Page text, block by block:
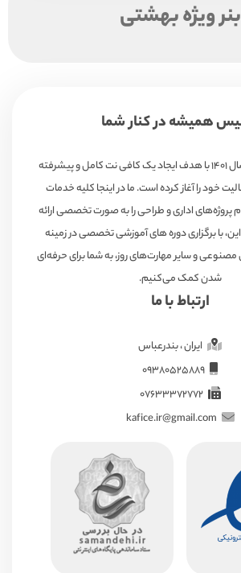
بنر ویژه بهشتی
همیشه در کنار شما
مجموعه کافیس از سال ۱۴۰۱ با هدف ایجاد یک کافی نت کامل و پیشرفته
خود را آغاز کرده است. ما در اینجا کلیه خدمات
پروژه‌های اداری و طراحی را به صورت تخصصی ارائه
با برگزاری دوره های آموزشی تخصصی در زمینه
و سایر مهارت‌های روز، به شما برای حرفه‌ای
شدن کمک می‌کنیم.
ارتباط با ما
ایران ، بندرعباس
07633372772